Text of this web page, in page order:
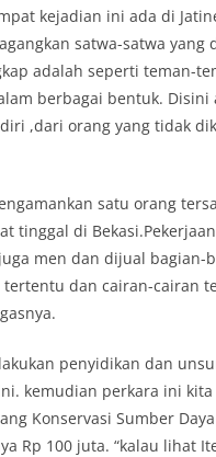
kejadian ini ada di
satwa-satwa yang
adalah seperti teman-
berbagai bentuk.
,dari orang yang tidak
satu orang
tinggal di
men dan dijual
dan cairan-cairan
penyidikan dan
kemudian perkara ini
Konservasi Sumber
Rp 100 juta. “kalau lihat